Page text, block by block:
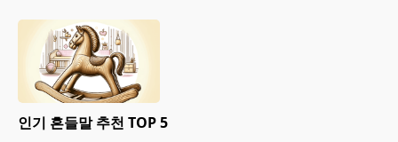
인기 흔들말 추천 TOP 5